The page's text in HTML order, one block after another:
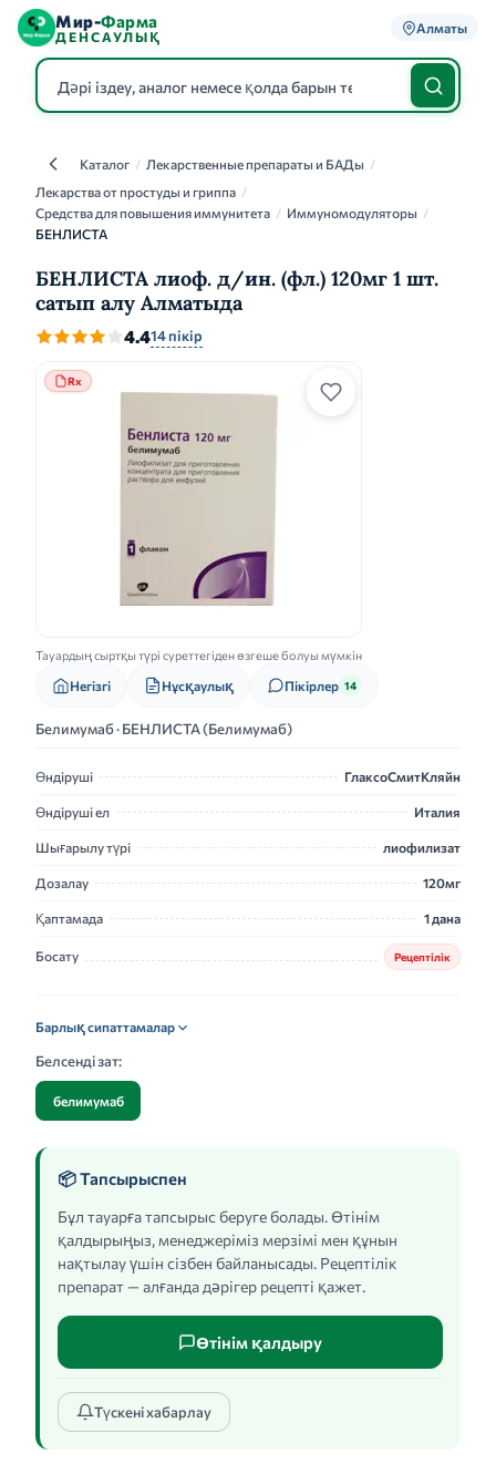
Мир-Фарма
ДЕНСАУЛЫҚ
Алматы
КаталогКаталог / Лекарственные препараты и БАДы /
Лекарства от простуды и гриппа /
Средства для повышения иммунитета / Иммуномодуляторы /
БЕНЛИСТА
БЕНЛИСТА лиоф. д/ин. (фл.) 120мг 1 шт.
сатып алу Алматыда
4.414 пікір
Rx
Тауардың сыртқы түрі суреттегіден өзгеше болуы мүмкін
Негізгі Нұсқаулық Пікірлер 14
Белимумаб · БЕНЛИСТА (Белимумаб)
Өндіруші ГлаксоСмитКляйн
Өндіруші ел Италия
Шығарылу түрі лиофилизат
Дозалау 120мг
Қаптамада 1 дана
Босату Рецептілік
Барлық сипаттамалар
Белсенді зат:
белимумаб
📦 Тапсырыспен
Бұл тауарға тапсырыс беруге болады. Өтінім
қалдырыңыз, менеджеріміз мерзімі мен құнын
нақтылау үшін сізбен байланысады. Рецептілік
препарат — алғанда дәрігер рецепті қажет.
Өтінім қалдыру
Түскені хабарлау